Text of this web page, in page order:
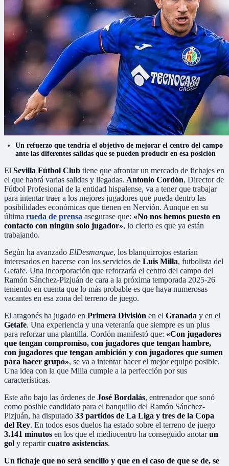
Un refuerzo que tendría el objetivo de mejorar el centro del campo
ante las diferentes salidas que se pueden producir en esa posición
El Sevilla Fútbol Club tiene que afrontar un mercado de fichajes en
el que habrá varias salidas y llegadas. Antonio Cordón, Director de
Fútbol Profesional de la entidad hispalense, va a tener que trabajar
para intentar traer a los mejores jugadores que pueda dentro las
posibilidades económicas que tienen en Nervión. Aunque en su
última rueda de prensa asegurase que: «No nos hemos puesto en
contacto con ningún solo jugador», lo cierto es que ya están
trabajando.
Según ha avanzado ElDesmarque, los blanquirrojos estarían
interesados en hacerse con los servicios de Luis Milla, futbolista del
Getafe. Una incorporación que reforzaría el centro del campo del
Ramón Sánchez-Pizjuán de cara a la próxima temporada 2025-26
teniendo en cuenta que lo más probable es que haya numerosas
vacantes en esa zona del terreno de juego.
El aragonés ha jugado en Primera División en el Granada y en el
Getafe. Una experiencia y una veteranía que siempre es un plus
para reforzar una plantilla. Cordón manifestó que: «Con jugadores
que tengan compromiso, con jugadores que tengan hambre,
con jugadores que tengan ambición y con jugadores que sumen
para hacer grupo», se va a intentar hacer el mejor equipo posible.
Una idea con la que Milla cumple a la perfección por sus
características.
Este año bajo las órdenes de José Bordalás, entrenador que sonó
como posible candidato para el banquillo del Ramón Sánchez-
Pizjuán, ha disputado 33 partidos de La Liga y tres de la Copa
del Rey. En todos esos duelos ha estado sobre el terreno de juego
3.141 minutos en los que el mediocentro ha conseguido anotarun
gol y repartircuatro asistencias.
Un fichaje que no será sencillo y que en el caso de que se de, se